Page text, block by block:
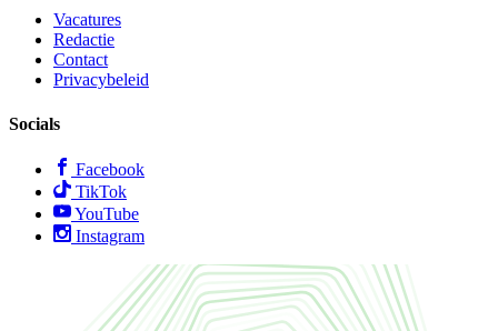
Vacatures
Redactie
Contact
Privacybeleid
Socials
Facebook
TikTok
YouTube
Instagram